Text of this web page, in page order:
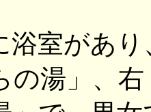
浴室があり
の湯」、右